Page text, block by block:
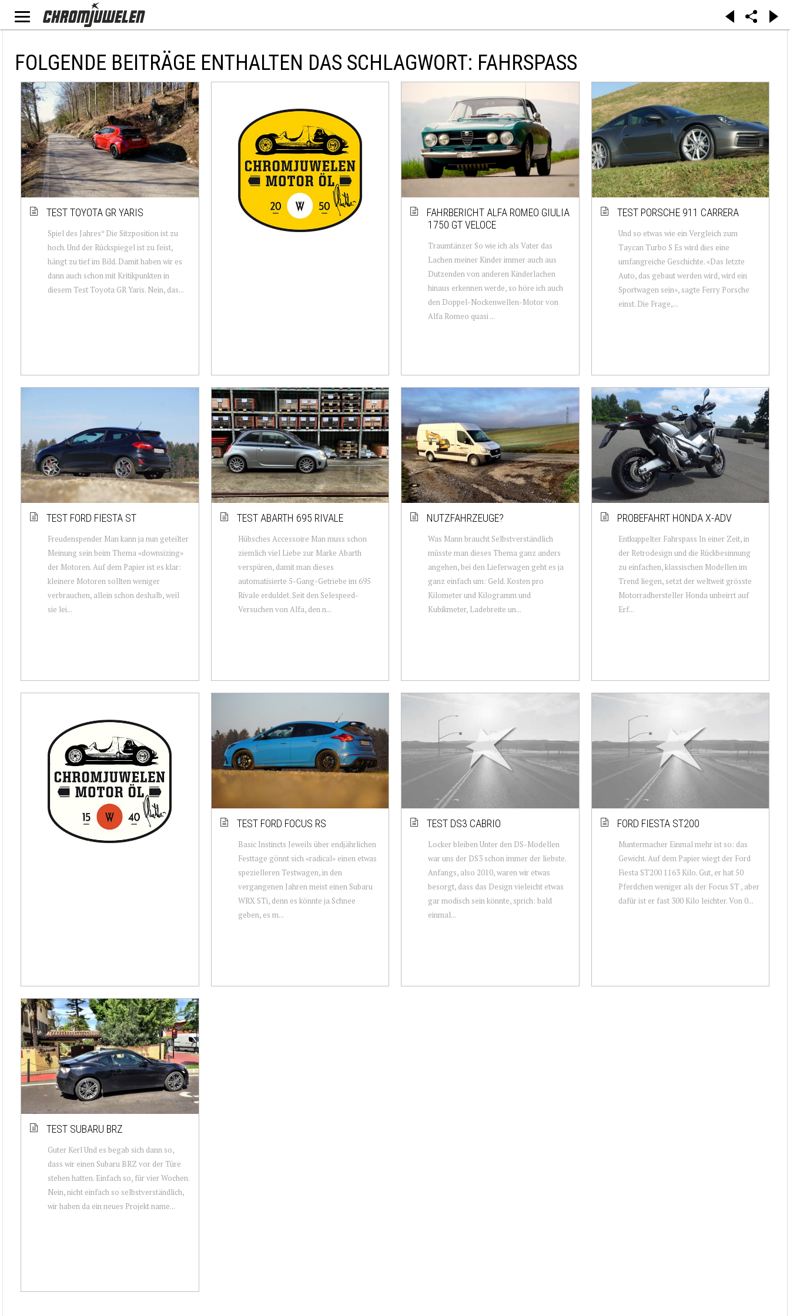
FOLGENDE BEITRÄGE ENTHALTEN DAS SCHLAGWORT: FAHRSPASS
TEST TOYOTA GR YARIS
Spiel des Jahres* Die Sitzposition ist zu
hoch. Und der Rückspiegel ist zu feist,
hängt zu tief im Bild. Damit haben wir es
dann auch schon mit Kritikpunkten in
diesem Test Toyota GR Yaris. Nein, das...
FAHRBERICHT ALFA ROMEO GIULIA
1750 GT VELOCE
Traumtänzer So wie ich als Vater das
Lachen meiner Kinder immer auch aus
Dutzenden von anderen Kinderlachen
hinaus erkennen werde, so höre ich auch
den Doppel-Nockenwellen-Motor von
Alfa Romeo quasi ...
TEST PORSCHE 911 CARRERA
Und so etwas wie ein Vergleich zum
Taycan Turbo S Es wird dies eine
umfangreiche Geschichte. «Das letzte
Auto, das gebaut werden wird, wird ein
Sportwagen sein», sagte Ferry Porsche
einst. Die Frage,...
TEST FORD FIESTA ST
Freudenspender Man kann ja nun geteilter
Meinung sein beim Thema «downsizing»
der Motoren. Auf dem Papier ist es klar:
kleinere Motoren sollten weniger
verbrauchen, allein schon deshalb, weil
sie lei...
TEST ABARTH 695 RIVALE
Hübsches Accessoire Man muss schon
ziemlich viel Liebe zur Marke Abarth
verspüren, damit man dieses
automatisierte 5-Gang-Getriebe im 695
Rivale erduldet. Seit den Selespeed-
Versuchen von Alfa, den n...
NUTZFAHRZEUGE?
Was Mann braucht Selbstverständlich
müsste man dieses Thema ganz anders
angehen, bei den Lieferwagen geht es ja
ganz einfach um: Geld. Kosten pro
Kilometer und Kilogramm und
Kubikmeter, Ladebreite un...
PROBEFAHRT HONDA X-ADV
Entkuppelter Fahrspass In einer Zeit, in
der Retrodesign und die Rückbesinnung
zu einfachen, klassischen Modellen im
Trend liegen, setzt der weltweit grösste
Motorradhersteller Honda unbeirrt auf
Erf...
TEST FORD FOCUS RS
Basic Instincts Jeweils über endjährlichen
Festtage gönnt sich «radical» einen etwas
spezielleren Testwagen, in den
vergangenen Jahren meist einen Subaru
WRX STi, denn es könnte ja Schnee
geben, es m...
TEST DS3 CABRIO
Locker bleiben Unter den DS-Modellen
war uns der DS3 schon immer der liebste.
Anfangs, also 2010, waren wir etwas
besorgt, dass das Design vieleicht etwas
gar modisch sein könnte, sprich: bald
einmal...
FORD FIESTA ST200
Muntermacher Einmal mehr ist so: das
Gewicht. Auf dem Papier wiegt der Ford
Fiesta ST200 1163 Kilo. Gut, er hat 50
Pferdchen weniger als der Focus ST , aber
dafür ist er fast 300 Kilo leichter. Von 0...
TEST SUBARU BRZ
Guter Kerl Und es begab sich dann so,
dass wir einen Subaru BRZ vor der Türe
stehen hatten. Einfach so, für vier Wochen.
Nein, nicht einfach so selbstverständlich,
wir haben da ein neues Projekt name...